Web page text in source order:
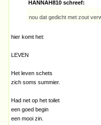
HANNAH810 schreef:
nou dat gedicht met zout
hier komt het:
LEVEN
Het leven schets
zich soms summier.
Had net op het toilet
een goed begin
een mooi zin.